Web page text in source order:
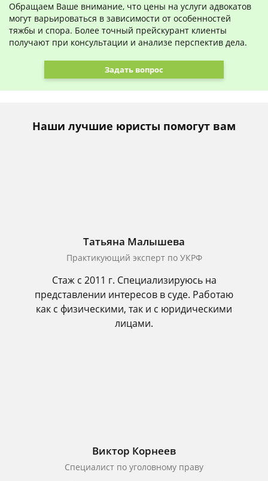
Обращаем Ваше внимание, что цены на услуги адвокатов
могут варьироваться в зависимости от особенностей
тяжбы и спора. Более точный прейскурант клиенты
получают при консультации и анализе перспектив дела.
Задать вопрос
Наши лучшие юристы помогут вам
Татьяна Малышева
Практикующий эксперт по УКРФ
Стаж с 2011 г. Специализируюсь на
представлении интересов в суде. Работаю
как с физическими, так и с юридическими
лицами.
Виктор Корнеев
Cпециалист по уголовному праву